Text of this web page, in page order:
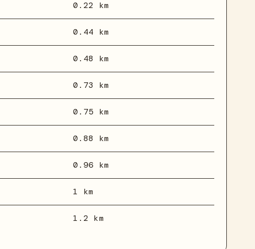
0.22 km
0.44 km
0.48 km
0.73 km
0.75 km
0.88 km
0.96 km
1 km
1.2 km